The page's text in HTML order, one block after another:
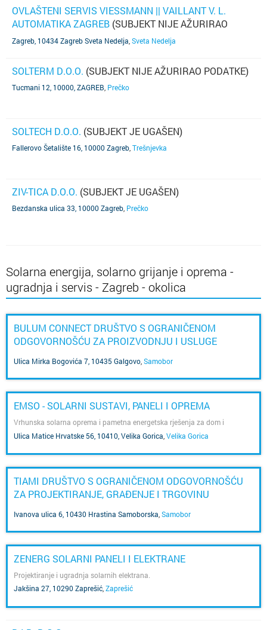
OVLAŠTENI SERVIS VIESSMANN || VAILLANT V. L.
AUTOMATIKA ZAGREB (SUBJEKT NIJE AŽURIRAO
PODATKE)
Zagreb, 10434 Zagreb Sveta Nedelja Sveta Nedelja
SOLTERM D.O.O. (SUBJEKT NIJE AŽURIRAO PODATKE)
Tucmani 12, 10000, ZAGREB Prečko
SOLTECH D.O.O. (SUBJEKT JE UGAŠEN)
Fallerovo Šetalište 16, 10000 Zagreb Trešnjevka
ZIV-TICA D.O.O. (SUBJEKT JE UGAŠEN)
Bezdanska ulica 33, 10000 Zagreb Prečko
Solarna energija, solarno grijanje i oprema -
ugradnja i servis - Zagreb - okolica
BULUM CONNECT DRUŠTVO S OGRANIČENOM
ODGOVORNOŠĆU ZA PROIZVODNJU I USLUGE
Ulica Mirka Bogovića 7, 10435 Galgovo Samobor
EMSO - SOLARNI SUSTAVI, PANELI I OPREMA
Vrhunska solarna oprema i pametna energetska rješenja za dom i
poslovanje.
Ulica Matice Hrvatske 56, 10410, Velika Gorica Velika Gorica
TIAMI DRUŠTVO S OGRANIČENOM ODGOVORNOŠĆU
ZA PROJEKTIRANJE, GRAĐENJE I TRGOVINU
Ivanova ulica 6, 10430 Hrastina Samoborska Samobor
ZENERG SOLARNI PANELI I ELEKTRANE
Projektiranje i ugradnja solarnih elektrana.
Jakšina 27, 10290 Zaprešić Zaprešić